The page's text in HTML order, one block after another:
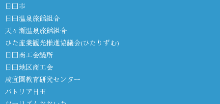
日田市
日田温泉旅館組合
天ヶ瀬温泉旅館組合
ひた産業観光推進協議会(ひたりずむ)
日田商工会議所
日田地区商工会
咸宜園教育研究センター
パトリア日田